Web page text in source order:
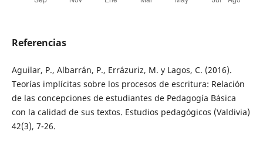
Referencias
Aguilar, P., Albarrán, P., Errázuriz, M. y Lagos, C. (2016).
Teorías implícitas sobre los procesos de escritura: Relación
de las concepciones de estudiantes de Pedagogía Básica
con la calidad de sus textos. Estudios pedagógicos (Valdivia)
42(3), 7-26.